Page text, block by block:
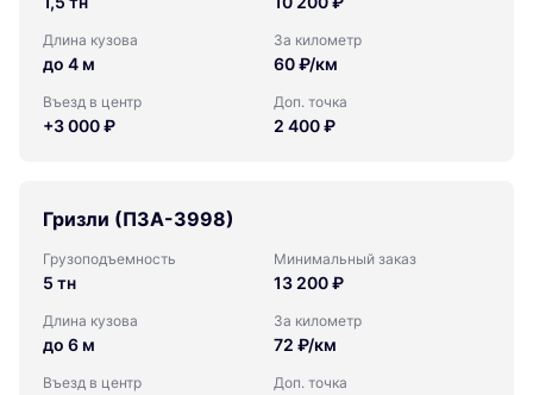
Длина кузова
до 4 м
За километр
60 ₽/км
Въезд в центр
+3 000 ₽
Доп. точка
2 400 ₽
Гризли (ПЗА-3998)
Грузоподъемность
5 тн
Минимальный заказ
13 200 ₽
Длина кузова
до 6 м
За километр
72 ₽/км
Въезд в центр Доп. точка